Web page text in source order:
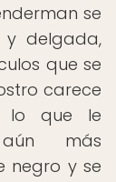
se
delgada,
que se
carece
lo que le
más
negro y se